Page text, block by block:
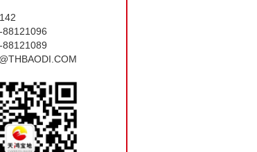
88121096
88121089